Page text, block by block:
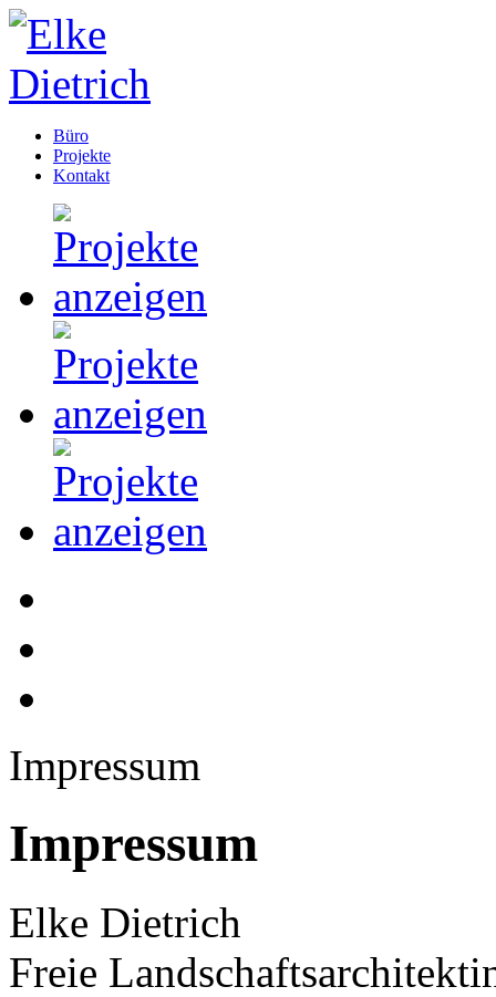
Büro
Projekte
Kontakt
Impressum
Impressum
Elke Dietrich
Freie